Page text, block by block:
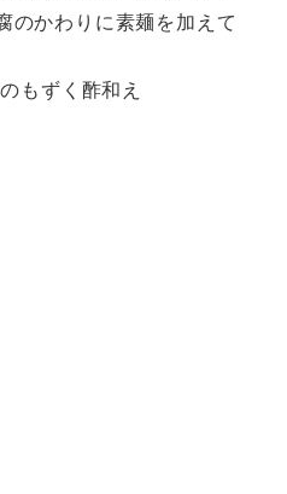
のかわりに素麺を加えて